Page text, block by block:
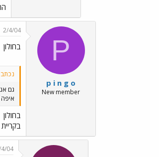
P
p i n g o
New member
2/4/04
בחולון
גם
בחולון
04